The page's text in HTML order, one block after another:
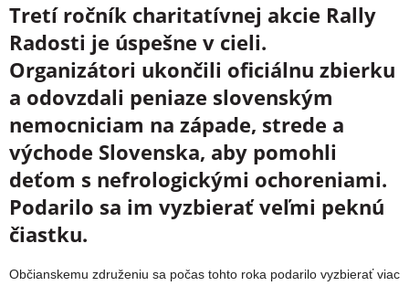
Tretí ročník charitatívnej akcie Rally
Radosti je úspešne v cieli.
Organizátori ukončili oficiálnu zbierku
a odovzdali peniaze slovenským
nemocniciam na západe, strede a
východe Slovenska, aby pomohli
deťom s nefrologickými ochoreniami.
Podarilo sa im vyzbierať veľmi peknú
čiastku.
Občianskemu združeniu sa počas tohto roka podarilo vyzbierať viac